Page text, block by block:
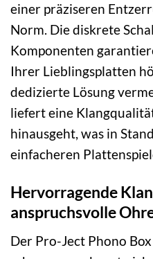
einer präziseren
Norm. Die diskrete
Komponenten
Ihrer Lieblingsplatten
dedizierte Lösung
liefert eine
hinausgeht, was in
einfacheren
Hervorragende
anspruchsvolle
Der Pro-Ject Phono